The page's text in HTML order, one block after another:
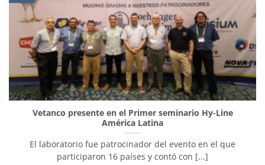
Vetanco presente en el Primer seminario Hy-Line
América Latina
El laboratorio fue patrocinador del evento en el que
participaron 16 países y contó con [...]